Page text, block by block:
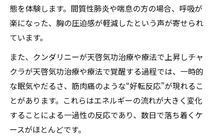
態を体験します。間質性肺炎や喘息の方の場合、呼吸が
楽になった、胸の圧迫感が軽減したという声が寄せられ
ています。
また、クンダリニーが天啓気功治療や療法で上昇しチャ
クラが天啓気功治療や療法で覚醒する過程では、一時的
な眠気やだるさ、筋肉痛のような“好転反応”が現れるこ
とがあります。これらはエネルギーの流れが大きく変化
することによる一過性の反応であり、数日で落ち着くケ
ースがほとんどです。